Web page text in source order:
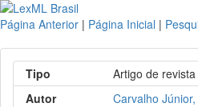
Página Anterior | Página Inicial |
Tipo
Artigo de revista
Autor
Carvalho